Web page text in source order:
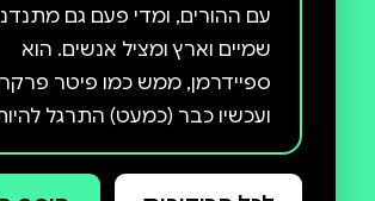
עם ההורים, ומדי פעם גם
שמיים וארץ ומציל אנשים. הוא
ספיידרמן, ממש כמו פיטר
ועכשיו כבר (כמעט) התרגל
גיבור־על. מיילס המפורסם מוזמן
לאירוע נוצץ כדי להשיק משחק